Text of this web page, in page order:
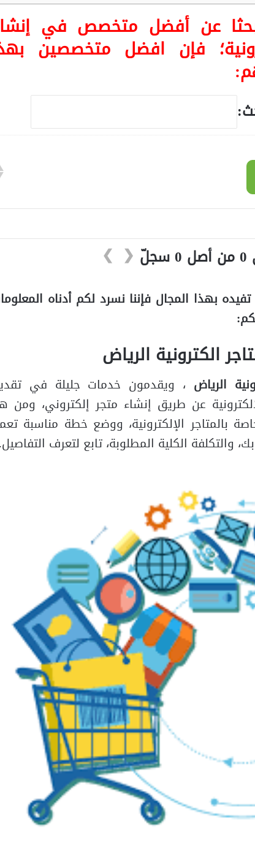
عن أفضل متخصص في
فإن افضل متخصصين
❮
❯
بهذا المجال فإننا نسرد لكم أدناه
الكترونية الرياض
الرياض ، ويقدمون خدمات جليلة في
عن طريق إنشاء متجر إلكتروني، ومن
بالمتاجر الإلكترونية، ووضع خطة مناسبة
والتكلفة الكلية المطلوبة، تابع لتعرف التفاصيل.